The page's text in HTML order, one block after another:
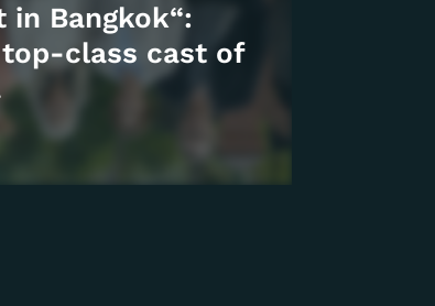
in Bangkok“:
class cast of